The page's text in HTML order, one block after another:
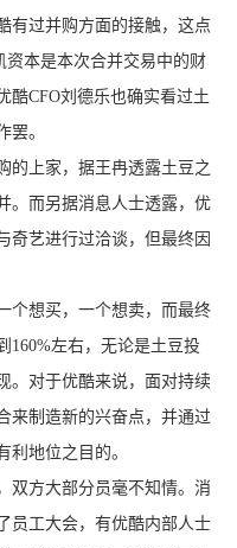
过并购方面的接触，这点
本是本次合并交易中的财
酷CFO刘德乐也确实看过土
罢。
上家，据王冉透露土豆之
。而另据消息人士透露，优
奇艺进行过洽谈，但最终因
想买，一个想卖，而最终
160%左右，无论是土豆投
。对于优酷来说，面对持续
来制造新的兴奋点，并通过
利地位之目的。
方大部分员毫不知情。消
员工大会，有优酷内部人士